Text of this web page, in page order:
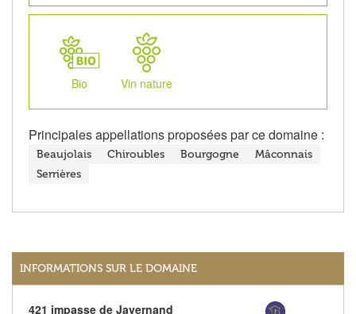
Bio Vin nature
Principales appellations proposées par ce domaine :
Beaujolais Chiroubles Bourgogne
Mâconnais
Serrières
INFORMATIONS SUR LE DOMAINE
421 impasse de Javernand